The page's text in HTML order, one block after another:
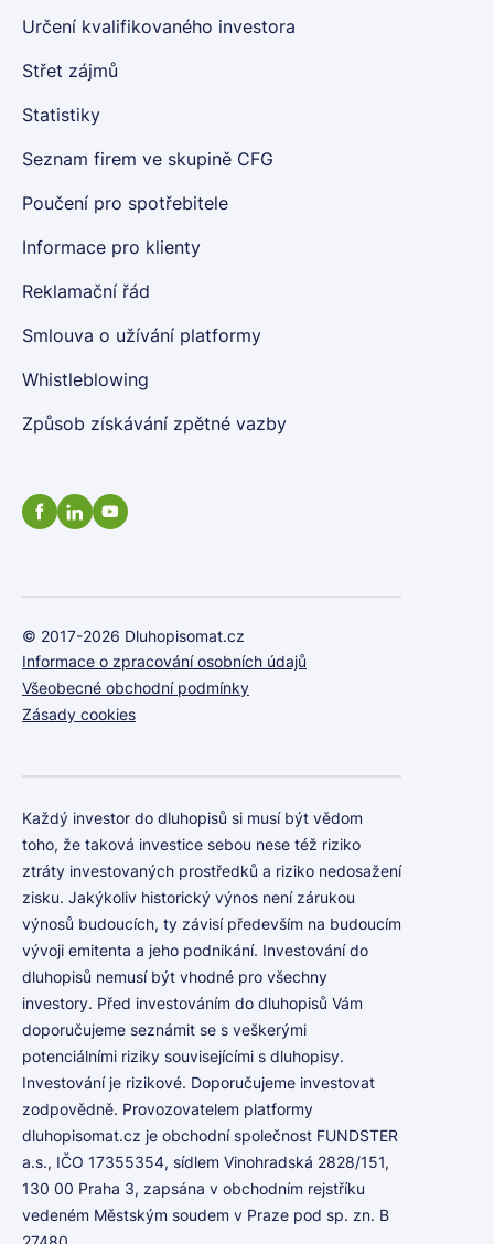
Určení kvalifikovaného investora
Střet zájmů
Statistiky
Seznam firem ve skupině CFG
Poučení pro spotřebitele
Informace pro klienty
Reklamační řád
Smlouva o užívání platformy
Whistleblowing
Způsob získávání zpětné vazby
© 2017-2026 Dluhopisomat.cz
Informace o zpracování osobních údajů
Všeobecné obchodní podmínky
Zásady cookies
Každý investor do dluhopisů si musí být vědom
toho, že taková investice sebou nese též riziko
ztráty investovaných prostředků a riziko nedosažení
zisku. Jakýkoliv historický výnos není zárukou
výnosů budoucích, ty závisí především na budoucím
vývoji emitenta a jeho podnikání. Investování do
dluhopisů nemusí být vhodné pro všechny
investory. Před investováním do dluhopisů Vám
doporučujeme seznámit se s veškerými
potenciálními riziky souvisejícími s dluhopisy.
Investování je rizikové. Doporučujeme investovat
zodpovědně. Provozovatelem platformy
dluhopisomat.cz je obchodní společnost FUNDSTER
a.s., IČO 17355354, sídlem Vinohradská 2828/151,
130 00 Praha 3, zapsána v obchodním rejstříku
vedeném Městským soudem v Praze pod sp. zn. B